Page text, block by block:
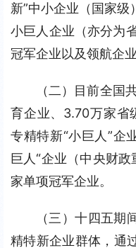
新”中小企业（国家级
小巨人企业（亦分为
冠军企业以及领航企业
（二）目前全国
育企业、3.70万家省
专精特新“小巨人”企
巨人“企业（中央财
家单项冠军企业。
（三）十四五期
精特新企业群体，通